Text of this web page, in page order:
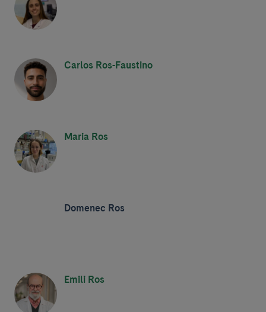
Carlos Ros-Faustino
Maria Ros
Domenec Ros
Emili Ros